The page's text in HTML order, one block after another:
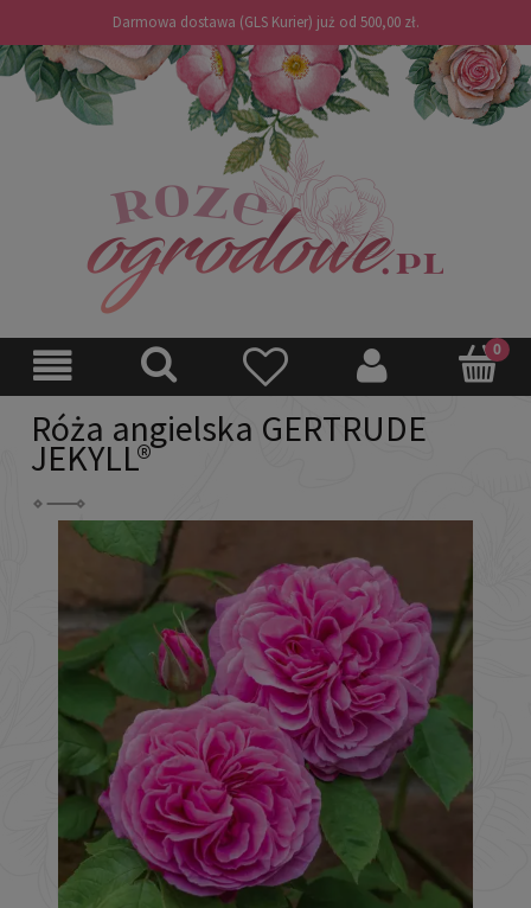
Darmowa dostawa (GLS Kurier) już od 500,00 zł.
Róża angielska GERTRUDE
JEKYLL®